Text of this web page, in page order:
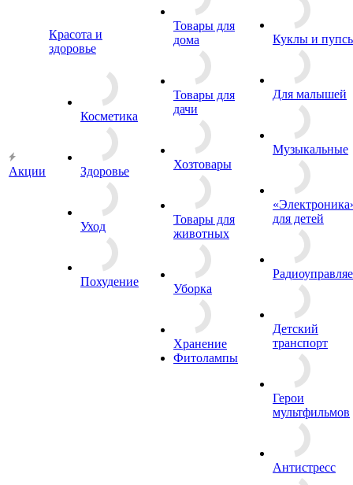
Акции
Красота и
здоровье
Косметика
Здоровье
Уход
Похудение
Товары для
дома
Товары для
дачи
Хозтовары
Товары для
животных
Уборка
Хранение
Фитолампы
Куклы и
Для малышей
Музыкальные
для детей
Детский
транспорт
Герои
мультфильмов
Антистресс